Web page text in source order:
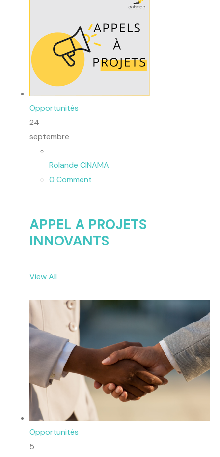
Technologies
Entreprenariat
Opportunités
24
septembre
Rolande CINAMA
0 Comment
APPEL A PROJETS
INNOVANTS
View All
Opportunités
5